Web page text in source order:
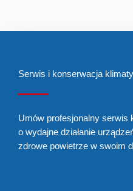
Serwis i konserwacja
Umów profesjonalny serwis
o wydajne działanie
zdrowe powietrze w swoim